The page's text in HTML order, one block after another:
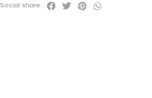
Social share: